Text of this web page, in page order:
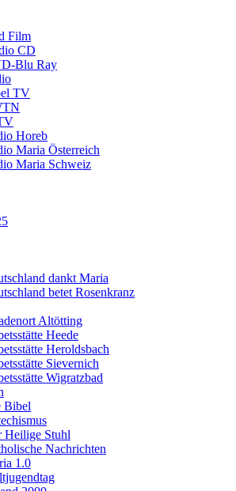
Film
CD
Blu Ray
TV
Horeb
Maria Österreich
Maria Schweiz
dankt Maria
betet Rosenkranz
Altötting
Heede
Heroldsbach
Sievernich
Wigratzbad
Bibel
Heilige Stuhl
Nachrichten
1.0